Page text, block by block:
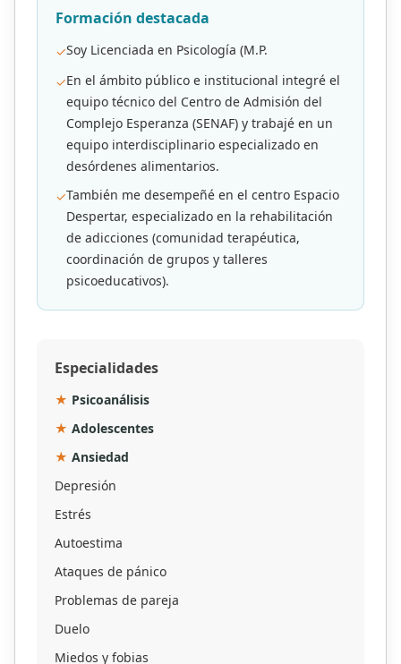
Formación destacada
✓Soy Licenciada en Psicología (M.P.
✓En el ámbito público e institucional integré el
equipo técnico del Centro de Admisión del
Complejo Esperanza (SENAF) y trabajé en un
equipo interdisciplinario especializado en
desórdenes alimentarios.
✓También me desempeñé en el centro Espacio
Despertar, especializado en la rehabilitación
de adicciones (comunidad terapéutica,
coordinación de grupos y talleres
psicoeducativos).
Especialidades
★ Psicoanálisis
★ Adolescentes
★ Ansiedad
Depresión
Estrés
Autoestima
Ataques de pánico
Problemas de pareja
Duelo
Miedos y fobias